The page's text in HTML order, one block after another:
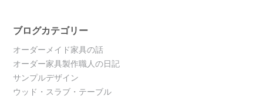
ブログカテゴリー
オーダーメイド家具の話
オーダー家具製作職人の日記
サンプルデザイン
ウッド・スラブ・テーブル